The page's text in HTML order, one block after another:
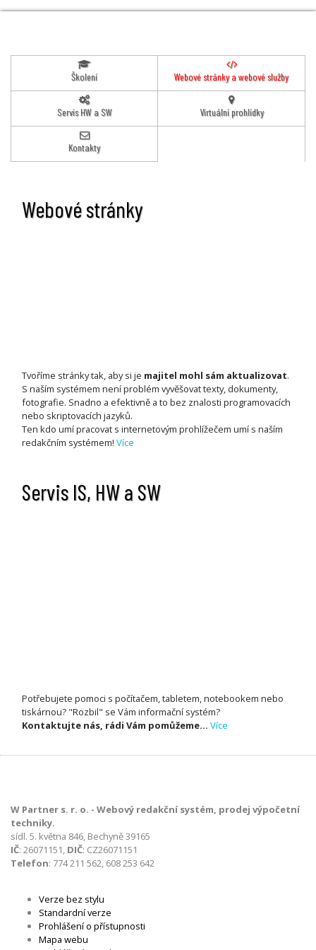
Školení Webové stránky a webové služby
Servis HW a SW Virtuální prohlídky
Kontakty
Webové stránky
Tvoříme stránky tak, aby si je majitel mohl sám aktualizovat.
S naším systémem není problém vyvěšovat texty, dokumenty,
fotografie. Snadno a efektivně a to bez znalosti programovacích
nebo skriptovacích jazyků.
Ten kdo umí pracovat s internetovým prohlížečem umí s naším
redakčním systémem! Více
Servis IS, HW a SW
Potřebujete pomoci s počítačem, tabletem, notebookem nebo
tiskárnou? "Rozbil" se Vám informační systém?
Kontaktujte nás, rádi Vám pomůžeme... Více
W Partner s. r. o. - Webový redakční systém, prodej výpočetní
techniky.
sídl. 5. května 846, Bechyně 39165
IČ: 26071151, DIČ: CZ26071151
Telefon: 774 211 562, 608 253 642
Verze bez stylu
Standardní verze
Prohlášení o přístupnosti
Mapa webu